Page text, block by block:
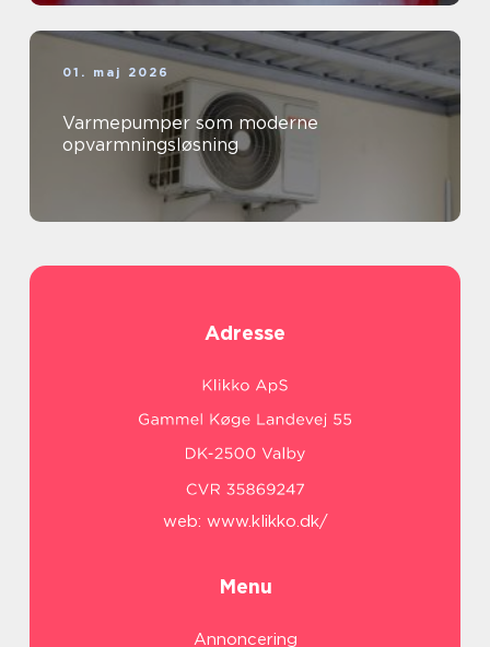
01. maj 2026
Varmepumper som moderne
opvarmningsløsning
Adresse
web: www.klikko.dk/
Menu
Annoncering